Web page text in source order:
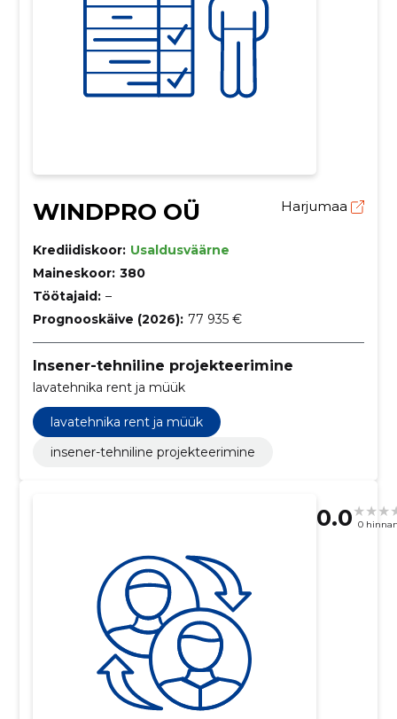
WINDPRO OÜ Harjumaa
Krediidiskoor: Usaldusväärne
Maineskoor: 380
Töötajaid: –
Prognooskäive (2026): 77 935 €
Insener-tehniline projekteerimine
lavatehnika rent ja müük
lavatehnika rent ja müük
insener-tehniline projekteerimine
0.0 0